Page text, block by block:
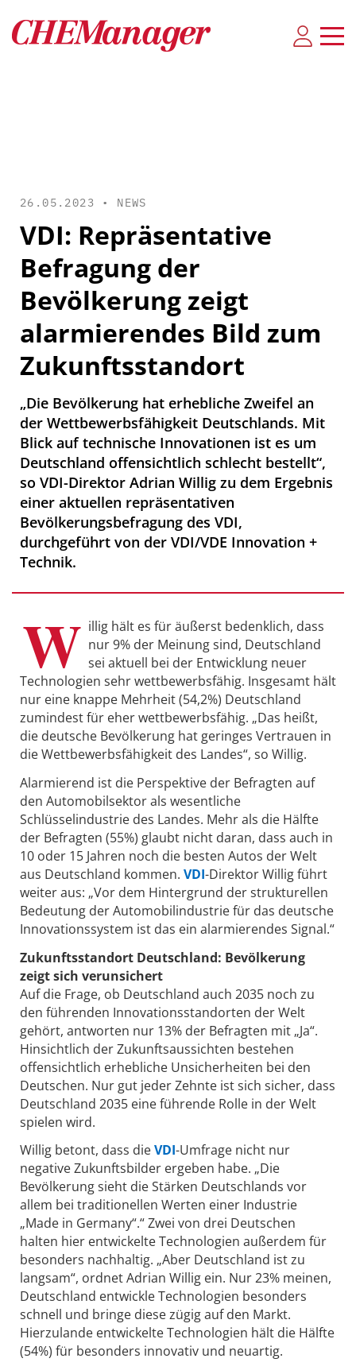
26.05.2023 • NEWS
VDI: Repräsentative
Befragung der
Bevölkerung zeigt
alarmierendes Bild zum
Zukunftsstandort
„Die Bevölkerung hat erhebliche Zweifel an
der Wettbewerbsfähigkeit Deutschlands. Mit
Blick auf technische Innovationen ist es um
Deutschland offensichtlich schlecht bestellt“,
so VDI-Direktor Adrian Willig zu dem Ergebnis
einer aktuellen repräsentativen
Bevölkerungsbefragung des VDI,
durchgeführt von der VDI/VDE Innovation +
Technik.
W illig hält es für äußerst bedenklich, dass
nur 9% der Meinung sind, Deutschland
sei aktuell bei der Entwicklung neuer
Technologien sehr wettbewerbsfähig. Insgesamt hält
nur eine knappe Mehrheit (54,2%) Deutschland
zumindest für eher wettbewerbsfähig. „Das heißt,
die deutsche Bevölkerung hat geringes Vertrauen in
die Wettbewerbsfähigkeit des Landes“, so Willig.
Alarmierend ist die Perspektive der Befragten auf
den Automobilsektor als wesentliche
Schlüsselindustrie des Landes. Mehr als die Hälfte
der Befragten (55%) glaubt nicht daran, dass auch in
10 oder 15 Jahren noch die besten Autos der Welt
aus Deutschland kommen. VDI-Direktor Willig führt
weiter aus: „Vor dem Hintergrund der strukturellen
Bedeutung der Automobilindustrie für das deutsche
Innovationssystem ist das ein alarmierendes Signal.“
Zukunftsstandort Deutschland: Bevölkerung
zeigt sich verunsichert
Auf die Frage, ob Deutschland auch 2035 noch zu
den führenden Innovationsstandorten der Welt
gehört, antworten nur 13% der Befragten mit „Ja“.
Hinsichtlich der Zukunftsaussichten bestehen
offensichtlich erhebliche Unsicherheiten bei den
Deutschen. Nur gut jeder Zehnte ist sich sicher, dass
Deutschland 2035 eine führende Rolle in der Welt
spielen wird.
Willig betont, dass dieVDI-Umfrage nicht nur
negative Zukunftsbilder ergeben habe. „Die
Bevölkerung sieht die Stärken Deutschlands vor
allem bei traditionellen Werten einer Industrie
„Made in Germany“.“ Zwei von drei Deutschen
halten hier entwickelte Technologien außerdem für
besonders nachhaltig. „Aber Deutschland ist zu
langsam“, ordnet Adrian Willig ein. Nur 23% meinen,
Deutschland entwickle Technologien besonders
schnell und bringe diese zügig auf den Markt.
Hierzulande entwickelte Technologien hält die Hälfte
(54%) für besonders innovativ und neuartig.